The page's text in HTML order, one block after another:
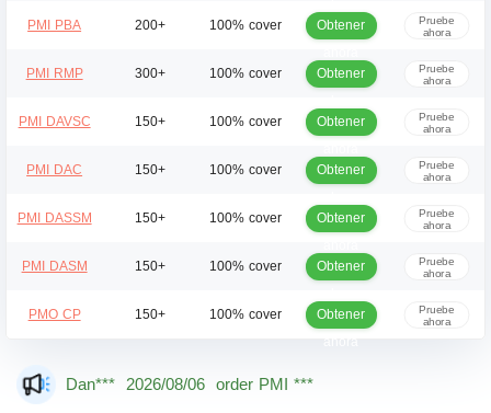
PMI PBA 200+ 100% cover
Obtener
Pruebe
ahora
PMI RMP 300+ 100% cover
Obtener
Pruebe
ahora
PMI DAVSC 150+ 100% cover
Obtener
Pruebe
ahora
PMI DAC 150+ 100% cover
Obtener
Pruebe
ahora
PMI DASSM 150+ 100% cover
Obtener
Pruebe
ahora
PMI DASM 150+ 100% cover
Obtener
Pruebe
ahora
PMO CP 150+ 100% cover
Obtener
Pruebe
ahora